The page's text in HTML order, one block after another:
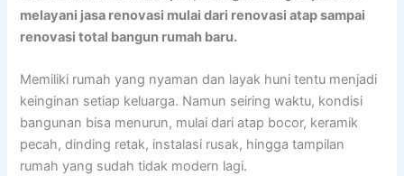
melayani jasa renovasi mulai dari renovasi atap sampai
renovasi total bangun rumah baru.
Memiliki rumah yang nyaman dan layak huni tentu menjadi
keinginan setiap keluarga. Namun seiring waktu, kondisi
bangunan bisa menurun, mulai dari atap bocor, keramik
pecah, dinding retak, instalasi rusak, hingga tampilan
rumah yang sudah tidak modern lagi.